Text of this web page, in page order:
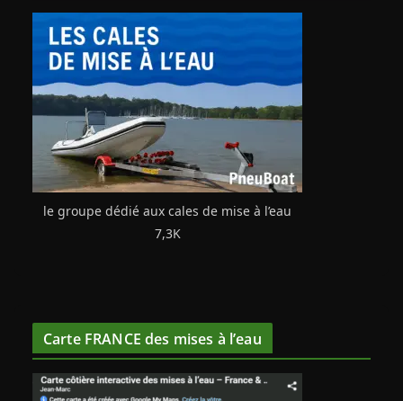
le groupe dédié aux cales de mise à l’eau
7,3K
Carte FRANCE des mises à l’eau